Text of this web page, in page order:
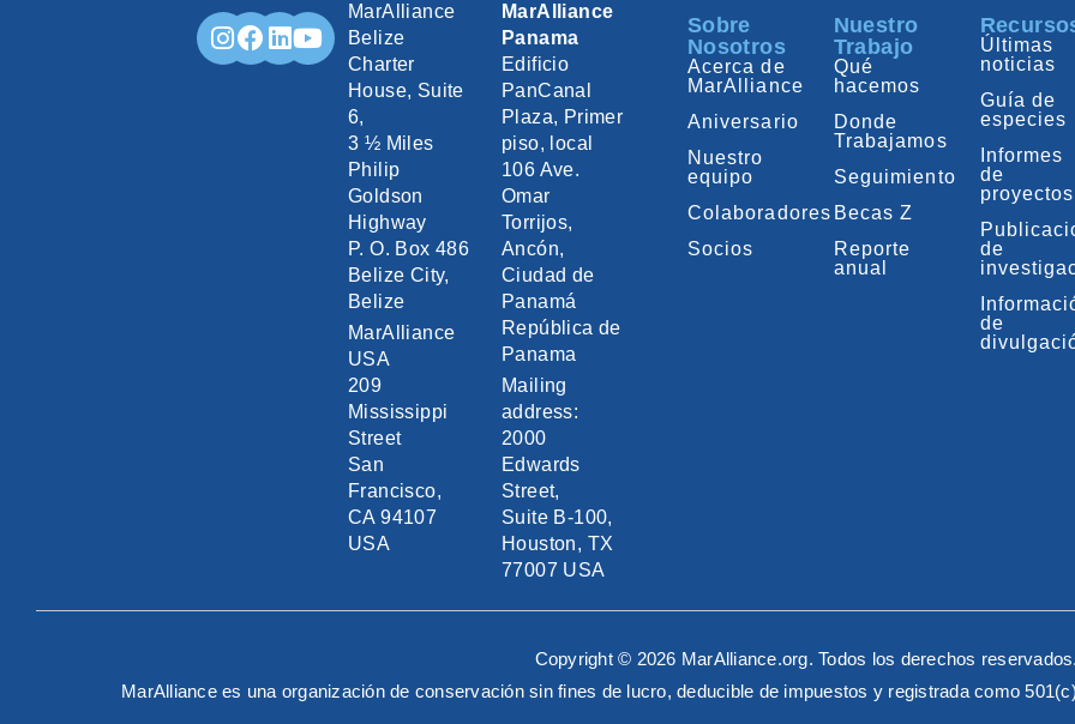
MarAlliance
Belize
Charter
House, Suite
6,
3 ½ Miles
Philip
Goldson
Highway
P. O. Box 486
Belize City,
Belize
MarAlliance
USA
209
Mississippi
Street
San
Francisco,
CA 94107
USA
MarAlliance
Panama
Edificio
PanCanal
Plaza, Primer
piso, local
106 Ave.
Omar
Torrijos,
Ancón,
Ciudad de
Panamá
República de
Panama
Mailing
address:
2000
Edwards
Street,
Suite B-100,
Houston, TX
77007 USA
Sobre
Nosotros
Acerca de
MarAlliance
Aniversario
Nuestro
equipo
Colaboradores
Socios
Nuestro
Trabajo
Qué
hacemos
Donde
Trabajamos
Seguimiento
Becas Z
Reporte
anual
Últimas
noticias
Guía de
especies
Informes
de
proyectos
de
de
Copyright © 2026 MarAlliance.org. Todos los derechos
MarAlliance es una organización de conservación sin fines de lucro, deducible de impuestos y registrada como